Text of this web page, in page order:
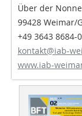
Über der
99428 Weimar/
+49 3643 8684-0
kontakt@iab-
www.iab-